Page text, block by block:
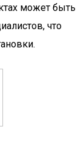
может быть
что